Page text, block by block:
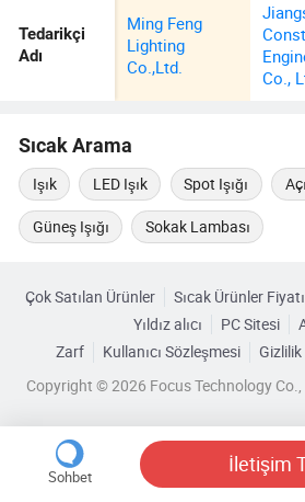
Tedarikçi
Adı
Ming Feng
Lighting
Co.,Ltd.
Co.,
Sıcak Arama
Işık LED Işık Spot Işığı
Güneş Işığı Sokak Lambası
Çok Satılan Ürünler Sıcak Ürünler Fiyatı
Yıldız alıcı
PC Sitesi
Zarf
Kullanıcı Sözleşmesi Gizlilik
Copyright © 2026 Focus Technology
Sohbet
İletişim